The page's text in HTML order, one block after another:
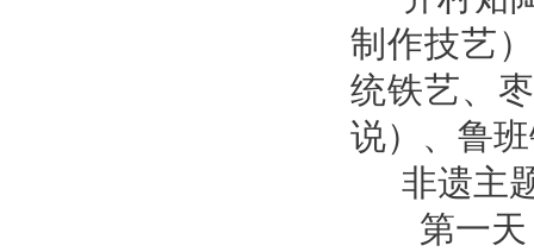
制作技艺
统铁艺、
说）、鲁
非遗主
第一天